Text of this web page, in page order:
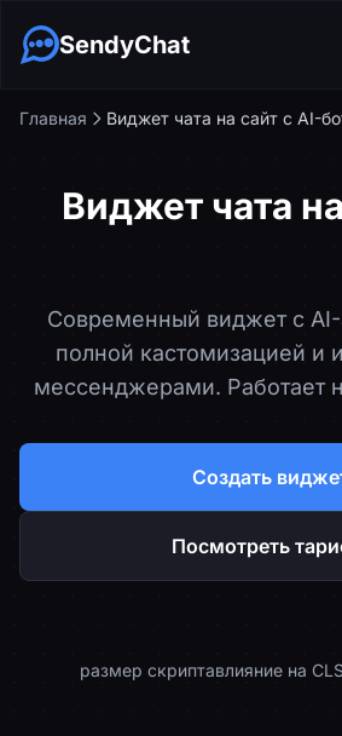
SendyChat
Главная Виджет чата на сайт с AI-
Виджет чата
Современный виджет с AI-
полной кастомизацией и
мессенджерами. Работает
Создать
Посмотреть
размер скриптавлияние на CLS